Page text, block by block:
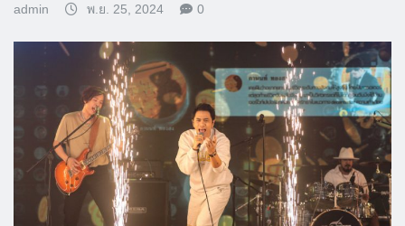
admin พ.ย. 25, 2024 0